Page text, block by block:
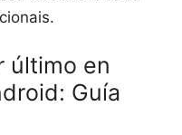
último en
Guía